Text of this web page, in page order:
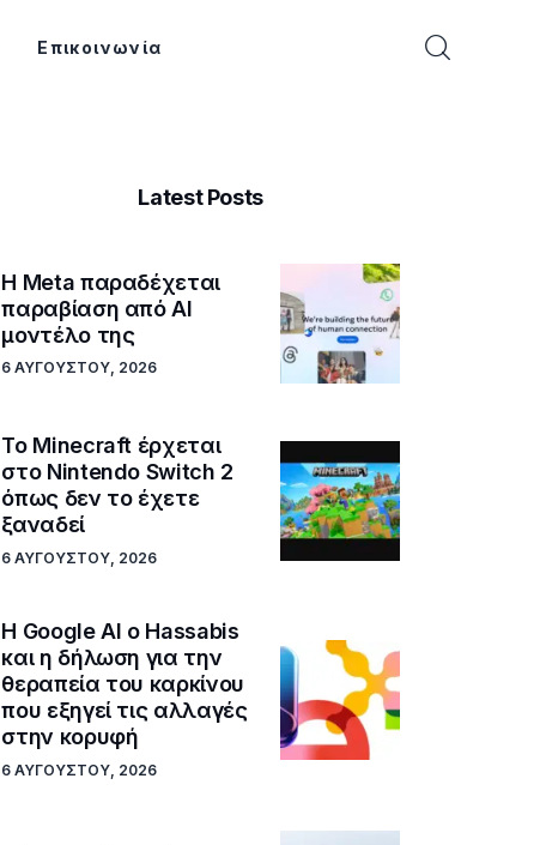
Επικοινωνία
Latest Posts
Η Meta παραδέχεται
παραβίαση από AI
μοντέλο της
6 ΑΥΓΟΎΣΤΟΥ, 2026
Το Minecraft έρχεται
στο Nintendo Switch 2
όπως δεν το έχετε
ξαναδεί
6 ΑΥΓΟΎΣΤΟΥ, 2026
Η Google ΑΙ ο Hassabis
και η δήλωση για την
θεραπεία του καρκίνου
που εξηγεί τις αλλαγές
στην κορυφή
6 ΑΥΓΟΎΣΤΟΥ, 2026